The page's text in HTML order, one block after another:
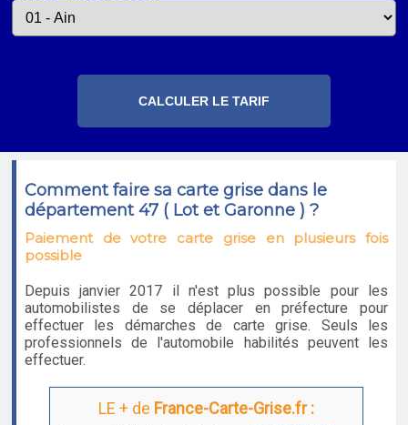
Comment faire sa carte grise dans le
département 47 ( Lot et Garonne ) ?
Paiement de votre carte grise en plusieurs fois
possible
Depuis janvier 2017 il n'est plus possible pour les
automobilistes de se déplacer en préfecture pour
effectuer les démarches de carte grise. Seuls les
professionnels de l'automobile habilités peuvent les
effectuer.
LE + de France-Carte-Grise.fr :